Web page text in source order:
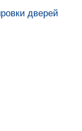
дверей